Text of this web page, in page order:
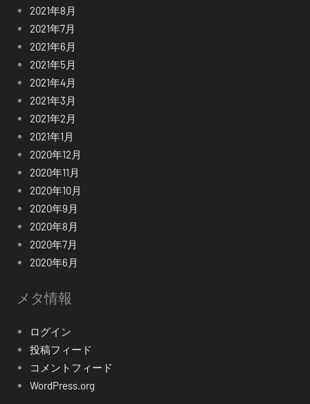
2021年8月
2021年7月
2021年6月
2021年5月
2021年4月
2021年3月
2021年2月
2021年1月
2020年12月
2020年11月
2020年10月
2020年9月
2020年8月
2020年7月
2020年6月
メタ情報
ログイン
投稿フィード
コメントフィード
WordPress.org